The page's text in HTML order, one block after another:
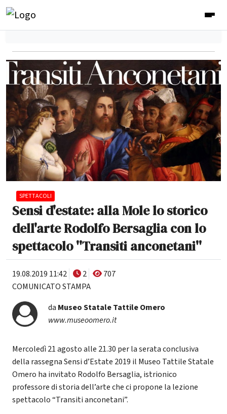
SPETTACOLI
Sensi d'estate: alla Mole lo storico
dell'arte Rodolfo Bersaglia con lo
spettacolo ''Transiti anconetani''
19.08.2019 11:42 2
707
COMUNICATO STAMPA
da Museo Statale Tattile Omero
www.museoomero.it
Mercoledì 21 agosto alle 21.30 per la serata conclusiva
della rassegna Sensi d’Estate 2019 il Museo Tattile Statale
Omero ha invitato Rodolfo Bersaglia, istrionico
professore di storia dell’arte che ci propone la lezione
spettacolo “Transiti anconetani”.